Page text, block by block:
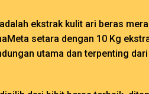
ekstrak kulit ari beras
setara dengan 10 Kg
utama dan terpenting